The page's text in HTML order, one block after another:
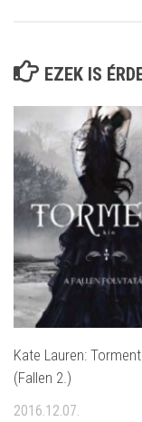
EZEK IS
Kate Lauren:
(Fallen 2.)
2016.12.07.